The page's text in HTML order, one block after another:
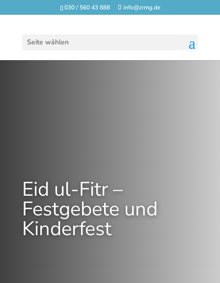
030 / 560 43 888 info@zrmg.de
Seite wählen
Eid ul-Fitr –
Festgebete und
Kinderfest